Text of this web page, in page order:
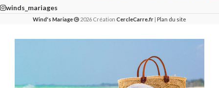
winds_mariages
Wind's Mariage 2026 Création CercleCarre.fr Plan du site